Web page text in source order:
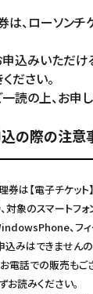
、ローソンチ
込みいただけ
ださい。
読の上、お申し
の際の注意
は【電子チケット
、対象のスマート
、フィ
みはできません
電話での販売もご
読みください。